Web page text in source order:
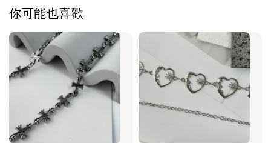
飾品禮物盒
NT$ 69
NT$ 98
+
你可能也喜歡